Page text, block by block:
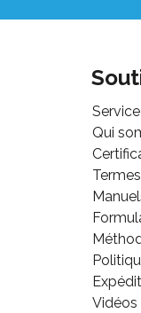
Qui
Vidéos